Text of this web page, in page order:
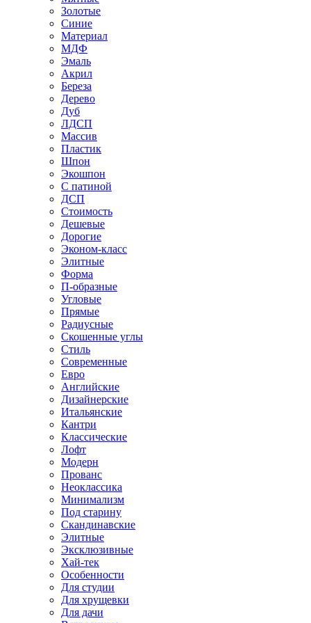
Золотые
Синие
Материал
МДФ
Эмаль
Акрил
Береза
Дерево
Дуб
ЛДСП
Массив
Пластик
Шпон
Экошпон
С патиной
ДСП
Стоимость
Дешевые
Дорогие
Эконом-класс
Элитные
Форма
П-образные
Угловые
Прямые
Радиусные
Скошенные углы
Стиль
Современные
Евро
Английские
Дизайнерские
Итальянские
Кантри
Классические
Лофт
Модерн
Прованс
Неоклассика
Минимализм
Под старину
Скандинавские
Элитные
Эксклюзивные
Хай-тек
Особенности
Для студии
Для хрущевки
Для дачи